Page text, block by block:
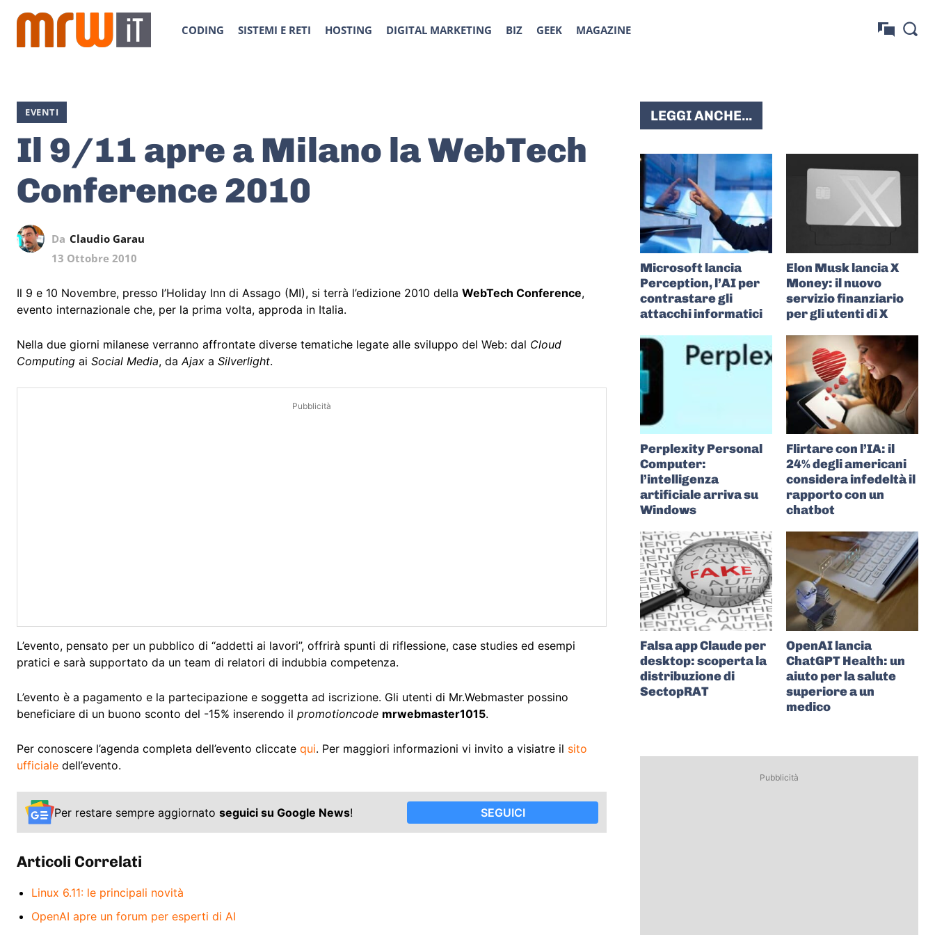
CODING SISTEMI E RETI HOSTING DIGITAL MARKETING BIZ GEEK MAGAZINE
EVENTI
Il 9/11 apre a Milano la WebTech
Conference 2010
Da Claudio Garau
13 Ottobre 2010
Il 9 e 10 Novembre, presso l’Holiday Inn di Assago (MI), si terrà l’edizione 2010 della WebTech Conference,
evento internazionale che, per la prima volta, approda in Italia.
Nella due giorni milanese verranno affrontate diverse tematiche legate alle sviluppo del Web: dal Cloud
Computing ai Social Media, daAjax a Silverlight.
Pubblicità
L’evento, pensato per un pubblico di “addetti ai lavori”, offrirà spunti di riflessione, case studies ed esempi
pratici e sarà supportato da un team di relatori di indubbia competenza.
L’evento è a pagamento e la partecipazione e soggetta ad iscrizione. Gli utenti di Mr.Webmaster possino
beneficiare di un buono sconto del -15% inserendo il promotioncode mrwebmaster1015.
Per conoscere l’agenda completa dell’evento cliccate qui. Per maggiori informazioni vi invito a visiatre il sito
ufficiale dell’evento.
Per restare sempre aggiornato seguici su Google News! SEGUICI
Articoli Correlati
Linux 6.11: le principali novità
OpenAI apre un forum per esperti di AI
LEGGI ANCHE...
Microsoft lancia
Perception, l’AI per
contrastare gli
attacchi informatici
Elon Musk lancia X
Money: il nuovo
servizio finanziario
per gli utenti di X
Perplexity Personal
Computer:
l’intelligenza
artificiale arriva su
Windows
Flirtare con l’IA: il
24% degli americani
considera infedeltà il
rapporto con un
chatbot
Falsa app Claude per
desktop: scoperta la
distribuzione di
SectopRAT
OpenAI lancia
ChatGPT Health: un
aiuto per la salute
superiore a un
medico
Pubblicità